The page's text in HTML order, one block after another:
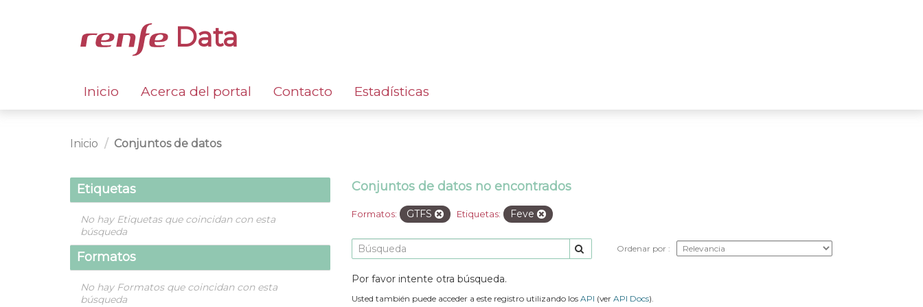
Data
Inicio Acerca del portal Contacto Estadísticas
Inicio Conjuntos de datos
Etiquetas
No hay Etiquetas que coincidan con esta
búsqueda
Formatos
No hay Formatos que coincidan con esta
búsqueda
Conjuntos de datos no encontrados
Formatos: GTFS Etiquetas: Feve
Ordenar por
Por favor intente otra búsqueda.
Usted también puede acceder a este registro utilizando los API (ver API Docs).